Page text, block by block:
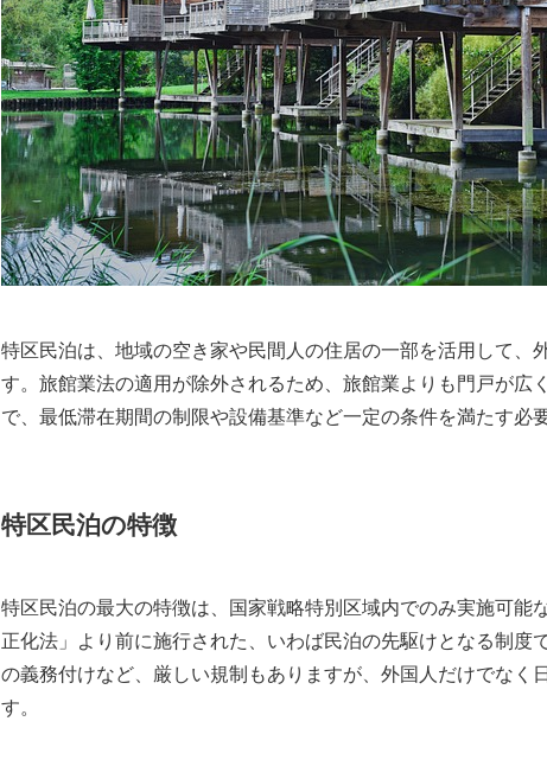
特区民泊は、地域の空き家や民間人の住居の一部を活用して、
す。旅館業法の適用が除外されるため、旅館業よりも門戸が広
で、最低滞在期間の制限や設備基準など一定の条件を満たす必
特区民泊の特徴
特区民泊の最大の特徴は、国家戦略特別区域内でのみ実施可能
正化法」より前に施行された、いわば民泊の先駆けとなる制度
の義務付けなど、厳しい規制もありますが、外国人だけでなく
す。